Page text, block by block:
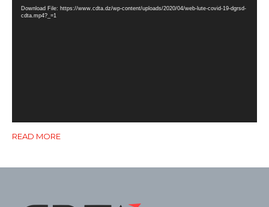
Download File: https://www.cdta.dz/wp-content/uploads/2020/04/web-lute-covid-19-dgrsd-
cdta.mp4?_=1
READ MORE